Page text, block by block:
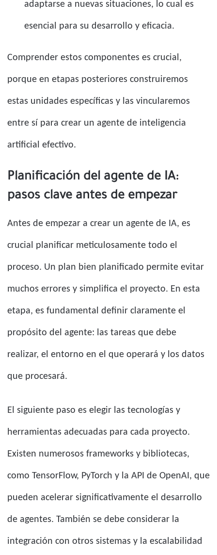
adaptarse a nuevas situaciones, lo cual es
esencial para su desarrollo y eficacia.
Comprender estos componentes es crucial,
porque en etapas posteriores construiremos
estas unidades específicas y las vincularemos
entre sí para crear un agente de inteligencia
artificial efectivo.
Planificación del agente de IA:
pasos clave antes de empezar
Antes de empezar a crear un agente de IA, es
crucial planificar meticulosamente todo el
proceso. Un plan bien planificado permite evitar
muchos errores y simplifica el proyecto. En esta
etapa, es fundamental definir claramente el
propósito del agente: las tareas que debe
realizar, el entorno en el que operará y los datos
que procesará.
El siguiente paso es elegir las tecnologías y
herramientas adecuadas para cada proyecto.
Existen numerosos frameworks y bibliotecas,
como TensorFlow, PyTorch y la API de OpenAI, que
pueden acelerar significativamente el desarrollo
de agentes. También se debe considerar la
integración con otros sistemas y la escalabilidad